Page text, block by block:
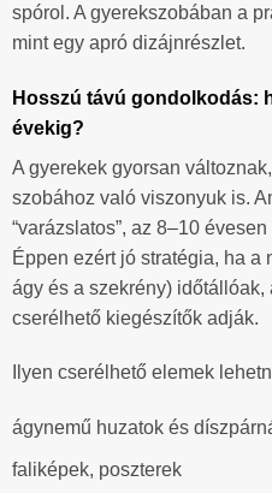
spórol. A gyerekszobában a
mint egy apró dizájnrészlet.
Hosszú távú gondolkodás:
évekig?
A gyerekek gyorsan
szobához való viszonyuk is.
“varázslatos”, az 8–10
Éppen ezért jó stratégia, ha a
ágy és a szekrény)
cserélhető kiegészítők adják.
Ilyen cserélhető elemek
ágynemű huzatok és
faliképek, poszterek